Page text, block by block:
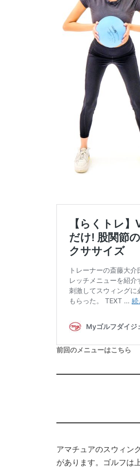
前回のメニューはこちら
アマチュアのスウィン
があります。ゴルフは